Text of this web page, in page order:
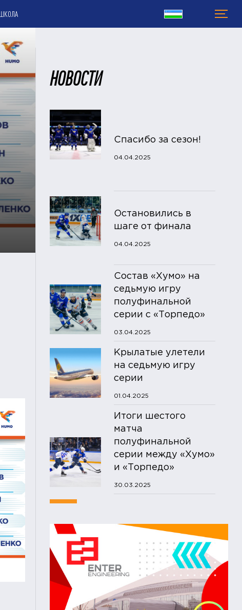
НОВОСТИ
Спасибо за сезон!
04.04.2025
Остановились в
шаге от финала
04.04.2025
Состав «Хумо» на
седьмую игру
полуфинальной
серии с «Торпедо»
03.04.2025
Крылатые улетели
на седьмую игру
серии
01.04.2025
Итоги шестого
матча
полуфинальной
серии между «Хумо»
и «Торпедо»
30.03.2025